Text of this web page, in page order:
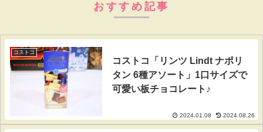
おすすめ記事
コストコ
コストコ「リンツ Lindt ナポリ
タン 6種アソート」1口サイズで
可愛い板チョコレート♪
2024.01.08 2024.08.26